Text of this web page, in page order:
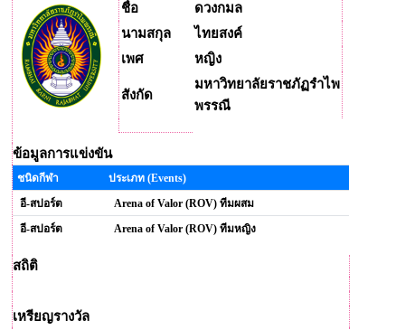
ชื่อ
ดวงกมล
นามสกุล
ไทยสงค์
เพศ
หญิง
สังกัด
มหาวิทยาลัยราชภัฏรำไพ
พรรณี
ข้อมูลการแข่งขัน
ชนิดกีฬา
ประเภท (Events)
อี-สปอร์ต
Arena of Valor (ROV) ทีมผสม
อี-สปอร์ต
Arena of Valor (ROV) ทีมหญิง
สถิติ
เหรียญรางวัล